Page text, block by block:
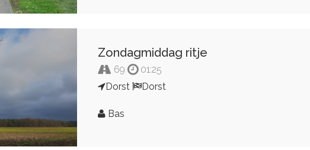
Zondagmiddag ritje
69
01:25
Dorst
Dorst
Bas